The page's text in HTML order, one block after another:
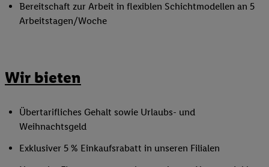
Bereitschaft zur Arbeit in flexiblen Schichtmodellen an 5
Arbeitstagen/Woche
Wir bieten
Übertarifliches Gehalt sowie Urlaubs- und
Weihnachtsgeld
Exklusiver 5 % Einkaufsrabatt in unseren Filialen